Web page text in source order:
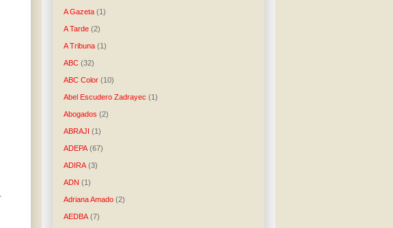
A Gazeta (1)
A Tarde (2)
A Tribuna (1)
ABC (32)
ABC Color (10)
Abel Escudero Zadrayec (1)
Abogados (2)
ABRAJI (1)
ADEPA (67)
ADIRA (3)
ADN (1)
Adriana Amado (2)
AEDBA (7)